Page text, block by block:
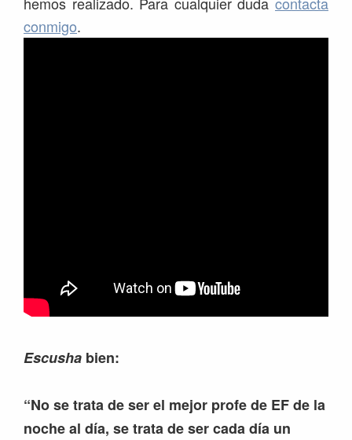
conmigo.
Escusha bien:
“No se trata de ser el mejor profe de EF de la
noche al día, se trata de ser cada día un